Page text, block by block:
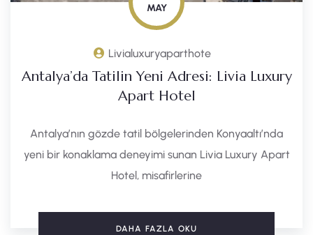
MAY
Livialuxuryaparthote
Antalya’da Tatilin Yeni Adresi: Livia Luxury
Apart Hotel
Antalya’nın gözde tatil bölgelerinden Konyaaltı’nda
yeni bir konaklama deneyimi sunan Livia Luxury Apart
Hotel, misafirlerine
DAHA FAZLA OKU